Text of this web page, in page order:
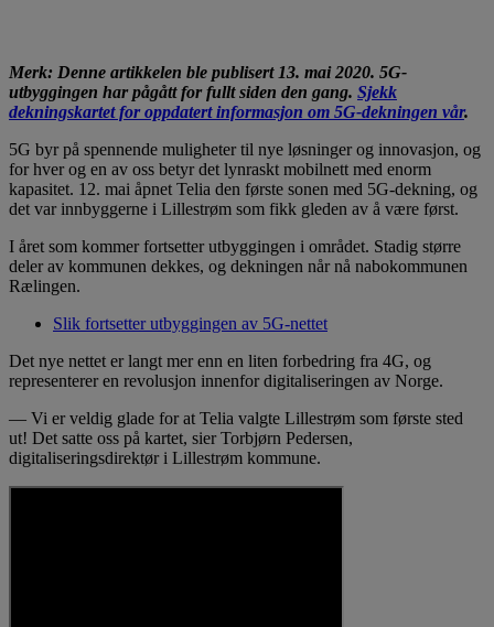
Merk: Denne artikkelen ble publisert 13. mai 2020. 5G-
utbyggingen har pågått for fullt siden den gang. Sjekk
dekningskartet for oppdatert informasjon om 5G-dekningen vår.
5G byr på spennende muligheter til nye løsninger og innovasjon, og
for hver og en av oss betyr det lynraskt mobilnett med enorm
kapasitet. 12. mai åpnet Telia den første sonen med 5G-dekning, og
det var innbyggerne i Lillestrøm som fikk gleden av å være først.
I året som kommer fortsetter utbyggingen i området. Stadig større
deler av kommunen dekkes, og dekningen når nå nabokommunen
Rælingen.
Slik fortsetter utbyggingen av 5G-nettet
Det nye nettet er langt mer enn en liten forbedring fra 4G, og
representerer en revolusjon innenfor digitaliseringen av Norge.
— Vi er veldig glade for at Telia valgte Lillestrøm som første sted
ut! Det satte oss på kartet, sier Torbjørn Pedersen,
digitaliseringsdirektør i Lillestrøm kommune.